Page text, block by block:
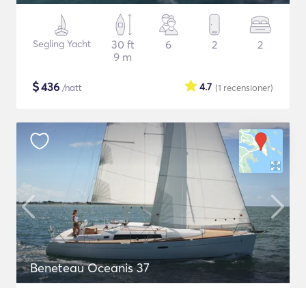
Segling Yacht
30 ft
9 m
6 2 2
$436 /natt (1 recensioner)
4.7
Beneteau Oceanis 37